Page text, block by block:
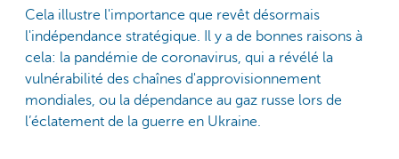
Cela illustre l'importance que revêt désormais
l'indépendance stratégique. Il y a de bonnes raisons à
cela: la pandémie de coronavirus, qui a révélé la
vulnérabilité des chaînes d'approvisionnement
mondiales, ou la dépendance au gaz russe lors de
l’éclatement de la guerre en Ukraine.